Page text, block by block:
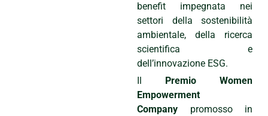
benefit impegnata nei
settori della sostenibilità
ambientale, della ricerca
scientifica e
dell’innovazione ESG.
Il Premio Women
Empowerment
Company promosso in